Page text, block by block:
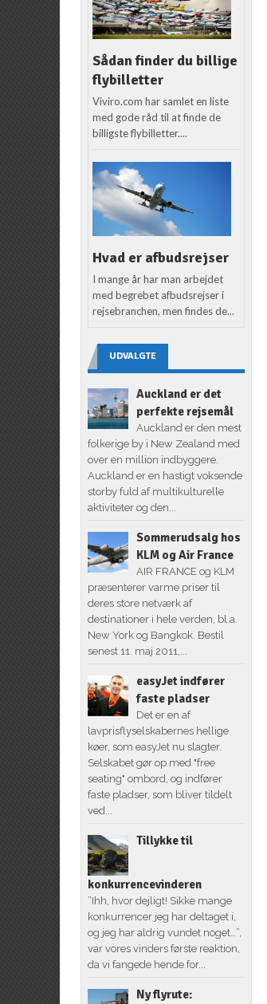
Sådan finder du billige
flybilletter
Viviro.com har samlet en liste
med gode råd til at finde de
billigste flybilletter....
Hvad er afbudsrejser
I mange år har man arbejdet
med begrebet afbudsrejser i
rejsebranchen, men findes de...
UDVALGTE
Auckland er det
perfekte rejsemål
Auckland er den mest
folkerige by i New Zealand med
over en million indbyggere.
Auckland er en hastigt voksende
storby fuld af multikulturelle
aktiviteter og den...
Sommerudsalg hos
KLM og Air France
AIR FRANCE og KLM
præsenterer varme priser til
deres store netværk af
destinationer i hele verden, bl.a.
New York og Bangkok. Bestil
senest 11. maj 2011,...
easyJet indfører
faste pladser
Det er en af
lavprisflyselskabernes hellige
køer, som easyJet nu slagter.
Selskabet gør op med "free
seating" ombord, og indfører
faste pladser, som bliver tildelt
ved...
Tillykke til
konkurrencevinderen
”Ihh, hvor dejligt! Sikke mange
konkurrencer jeg har deltaget i,
og jeg har aldrig vundet noget…”,
var vores vinders første reaktion,
da vi fangede hende for...
Ny flyrute: